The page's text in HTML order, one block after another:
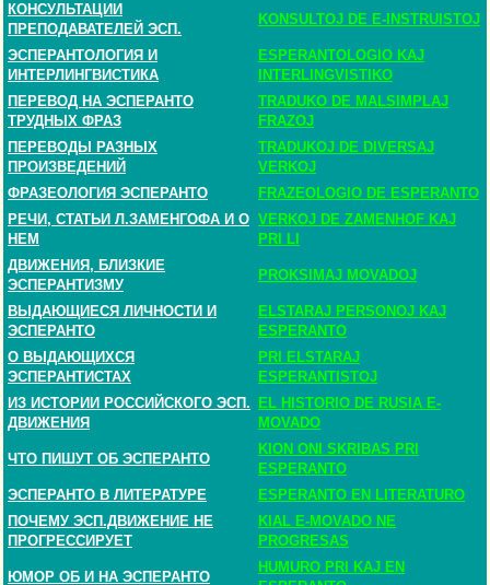
КОНСУЛЬТАЦИИ
ПРЕПОДАВАТЕЛЕЙ ЭСП.
KONSULTOJ DE E-INSTRUISTOJ
ЭСПЕРАНТОЛОГИЯ И
ИНТЕРЛИНГВИСТИКА
ESPERANTOLOGIO KAJ
INTERLINGVISTIKO
ПЕРЕВОД НА ЭСПЕРАНТО
ТРУДНЫХ ФРАЗ
TRADUKO DE MALSIMPLAJ
FRAZOJ
ПЕРЕВОДЫ РАЗНЫХ
ПРОИЗВЕДЕНИЙ
TRADUKOJ DE DIVERSAJ
VERKOJ
ФРАЗЕОЛОГИЯ ЭСПЕРАНТО
FRAZEOLOGIO DE ESPERANTO
РЕЧИ, СТАТЬИ Л.ЗАМЕНГОФА И О
НЕМ
VERKOJ DE ZAMENHOF KAJ
PRI LI
ДВИЖЕНИЯ, БЛИЗКИЕ
ЭСПЕРАНТИЗМУ
PROKSIMAJ MOVADOJ
ВЫДАЮЩИЕСЯ ЛИЧНОСТИ И
ЭСПЕРАНТО
ELSTARAJ PERSONOJ KAJ
ESPERANTO
О ВЫДАЮЩИХСЯ
ЭСПЕРАНТИСТАХ
PRI ELSTARAJ
ESPERANTISTOJ
ИЗ ИСТОРИИ РОССИЙСКОГО ЭСП.
ДВИЖЕНИЯ
EL HISTORIO DE RUSIA E-
MOVADO
ЧТО ПИШУТ ОБ ЭСПЕРАНТО
KION ONI SKRIBAS PRI
ESPERANTO
ЭСПЕРАНТО В ЛИТЕРАТУРЕ
ESPERANTO EN LITERATURO
ПОЧЕМУ ЭСП.ДВИЖЕНИЕ НЕ
ПРОГРЕССИРУЕТ
KIAL E-MOVADO NE
PROGRESAS
ЮМОР ОБ И НА ЭСПЕРАНТО
HUMURO PRI KAJ EN